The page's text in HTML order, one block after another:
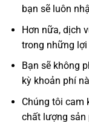
bạn sẽ luôn
Hơn nữa, dịch
trong những
Bạn sẽ không
kỳ khoản phí
Chúng tôi cam
chất lượng sản